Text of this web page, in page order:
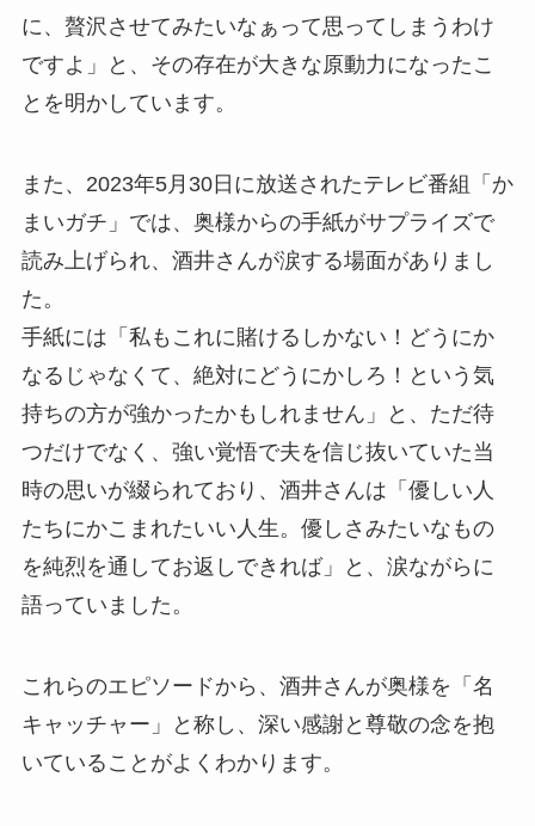
に、贅沢させてみたいなぁって思ってしまうわけ
ですよ」と、その存在が大きな原動力になったこ
とを明かしています。
また、2023年5月30日に放送されたテレビ番組「か
まいガチ」では、奥様からの手紙がサプライズで
読み上げられ、酒井さんが涙する場面がありまし
た。
手紙には「私もこれに賭けるしかない！どうにか
なるじゃなくて、絶対にどうにかしろ！という気
持ちの方が強かったかもしれません」と、ただ待
つだけでなく、強い覚悟で夫を信じ抜いていた当
時の思いが綴られており、酒井さんは「優しい人
たちにかこまれたいい人生。優しさみたいなもの
を純烈を通してお返しできれば」と、涙ながらに
語っていました。
これらのエピソードから、酒井さんが奥様を「名
キャッチャー」と称し、深い感謝と尊敬の念を抱
いていることがよくわかります。